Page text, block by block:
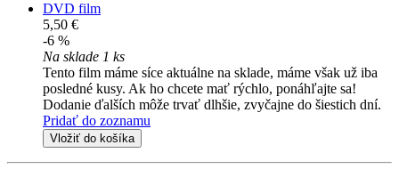
DVD film
5,50 €
-6 %
Na sklade 1 ks
Tento film máme síce aktuálne na sklade, máme však už iba
posledné kusy. Ak ho chcete mať rýchlo, ponáhľajte sa!
Dodanie ďalších môže trvať dlhšie, zvyčajne do šiestich dní.
Pridať do zoznamu
Vložiť do košíka